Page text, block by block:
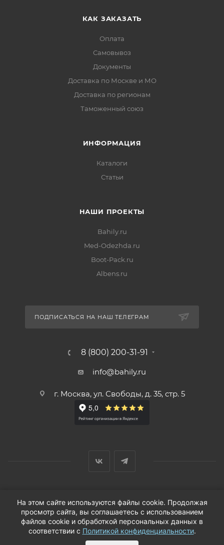
КАК ЗАКАЗАТЬ
Оплата
Самовывоз
Документы
Доставка по Москве и МО
Доставка по регионам
Таможенный союз
ИНФОРМАЦИЯ
Каталоги
Статьи
НАШИ ПРОЕКТЫ
Bahily.ru
Med-Odezhda.ru
Boot-Pack.ru
Albens.ru
ПОДПИСАТЬСЯ НА НАШ ТЕЛЕГРАМ
8 (800) 200-31-91
info@bahily.ru
г. Москва, ул. Свободы, д. 35, стр. 5
© ООО «Вендорс», 1999-2026 г.
На этом сайте используются файлы cookie. Продолжая
просмотр сайта, вы соглашаетесь с использованием
файлов cookie и обработкой персональных данных в
соответствии с Политикой конфиденциальности.